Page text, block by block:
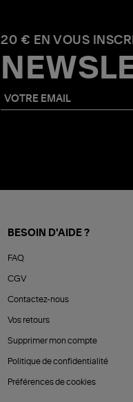
20 € EN VOUS
BESOIN D'AIDE ?
FAQ
CGV
Contactez-nous
Vos retours
Supprimer mon compte
Politique de confidentialité
Préférences de cookies